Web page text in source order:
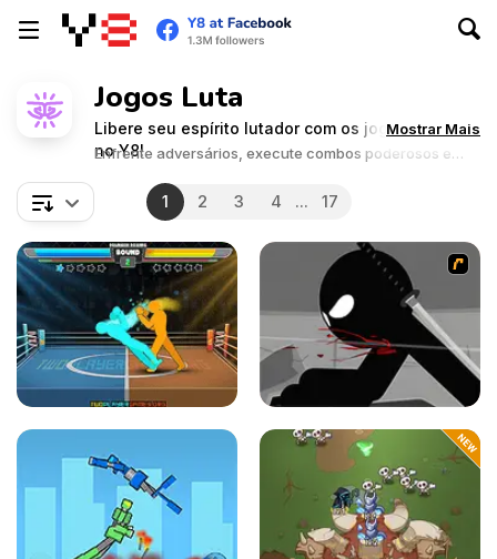
Jogos Luta
Libere seu espírito lutador com os jogos de Luta
no Y8!
Enfrente adversários, execute combos poderosos e
Mostrar Mais
1 2 3 4 ... 17